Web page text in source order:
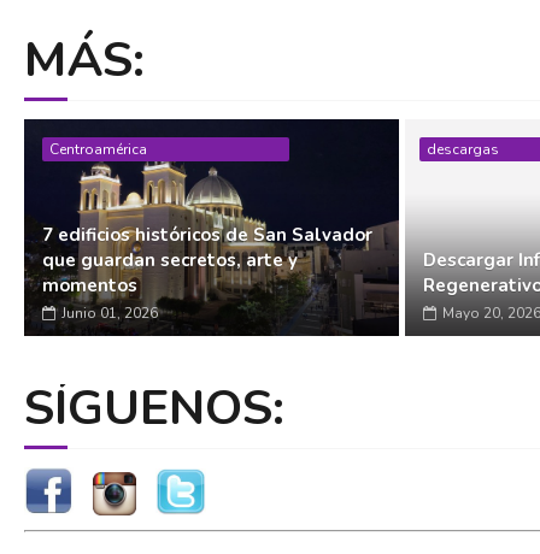
MÁS:
Centroamérica
7 edificios históricos de San Salvador
que guardan secretos, arte y
momentos
Junio 01, 2026
descargas
Descargar
Mayo 20, 2026
SÍGUENOS: